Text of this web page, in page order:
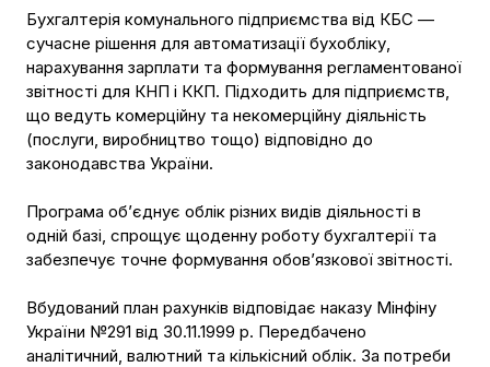
Бухгалтерія комунального підприємства від КБС —
сучасне рішення для автоматизації бухобліку,
нарахування зарплати та формування регламентованої
звітності для КНП і ККП. Підходить для підприємств,
що ведуть комерційну та некомерційну діяльність
(послуги, виробництво тощо) відповідно до
законодавства України.
Програма об’єднує облік різних видів діяльності в
одній базі, спрощує щоденну роботу бухгалтерії та
забезпечує точне формування обов’язкової звітності.
Вбудований план рахунків відповідає наказу Мінфіну
України №291 від 30.11.1999 р. Передбачено
аналітичний, валютний та кількісний облік. За потреби